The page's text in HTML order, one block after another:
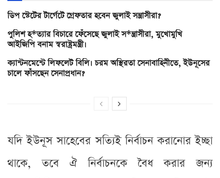
ডিপ স্টেটের টার্গেটে গ্রেফতার হবেন জুলাই সন্ত্রাসীরা?
পুলিশ হ*ত্যার বিচারে ফেঁসেছে জুলাই স*ন্ত্রাসীরা, মুখোমুখি
আইজিপি বনাম স্বরাষ্ট্রমন্ত্রী।
ক্যান্টনমেন্টে লিফলেট বিলি। চরম অস্থিরতা সেনাবাহিনীতে, ইউনূসের
চালে ফাঁসছেন সেনাপ্রধান?
যদি ইউনূস সাহেবের সত্যিই নির্বাচন করানোর ইচ্ছা
থাকে, তবে ঐ নির্বাচনকে বৈধ করার জন্য